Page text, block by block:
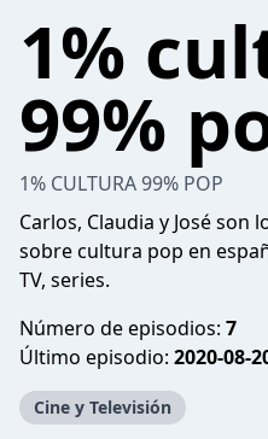
1%
99%
1% CULTURA 99% POP
Carlos, Claudia y José son
sobre cultura pop en
TV, series.
Número de episodios: 7
Último episodio: 2020-08-
Cine y Televisión